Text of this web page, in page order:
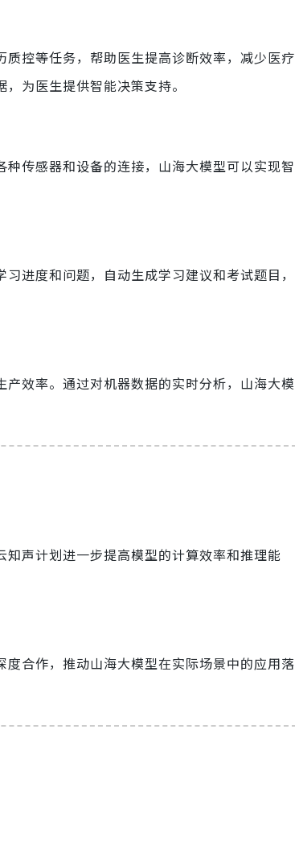
控等任务，帮助医生提高诊断效率，减少医疗
为医生提供智能决策支持。
传感器和设备的连接，山海大模型可以实现智
进度和问题，自动生成学习建议和考试题目，
效率。通过对机器数据的实时分析，山海大模
声计划进一步提高模型的计算效率和推理能
合作，推动山海大模型在实际场景中的应用落